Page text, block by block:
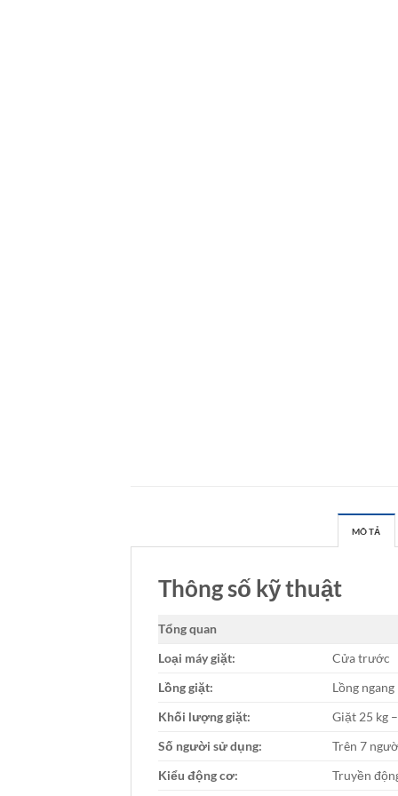
MÔ TẢ
Thông số kỹ thuật
Tổng quan
Loại máy giặt:
Cửa trước
Lồng giặt:
Lồng ngang
Khối lượng giặt:
Giặt 25 kg
Số người sử dụng:
Trên 7
Kiểu động cơ:
Truyền